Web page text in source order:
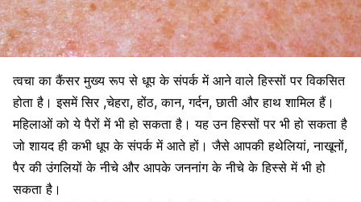
त्वचा का कैंसर मुख्य रूप से धूप के संपर्क में आने वाले हिस्सों पर विकसित
होता है। इसमें सिर ,चेहरा, होंठ, कान, गर्दन, छाती और हाथ शामिल हैं।
महिलाओं को ये पैरों में भी हो सकता है। यह उन हिस्सों पर भी हो सकता है
जो शायद ही कभी धूप के संपर्क में आते हों। जैसे आपकी हथेलियां, नाखूनों,
पैर की उंगलियों के नीचे और आपके जननांग के नीचे के हिस्से में भी हो
सकता है।